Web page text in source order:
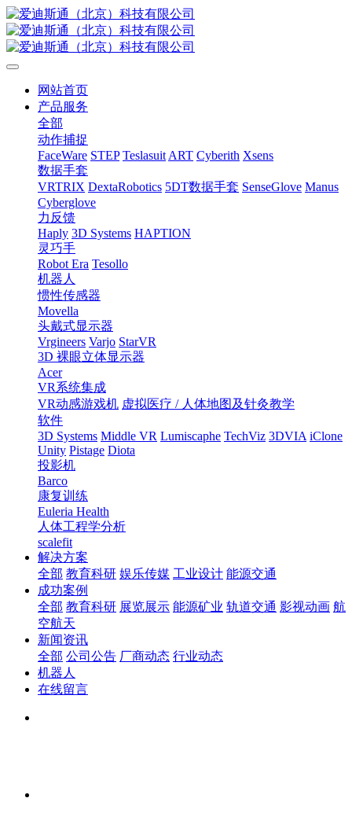
网站首页
产品服务
全部
动作捕捉
FaceWare STEP Teslasuit ART Cyberith Xsens
数据手套
VRTRIX DextaRobotics 5DT数据手套 SenseGlove Manus
Cyberglove
力反馈
Haply 3D Systems HAPTION
灵巧手
Robot Era Tesollo
机器人
惯性传感器
Movella
头戴式显示器
Vrgineers Varjo StarVR
3D 裸眼立体显示器
Acer
VR系统集成
VR动感游戏机 虚拟医疗 / 人体地图及针灸教学
软件
3D Systems Middle VR Lumiscaphe TechViz 3DVIA iClone
Unity Pistage Diota
投影机
Barco
康复训练
Euleria Health
人体工程学分析
scalefit
解决方案
全部 教育科研 娱乐传媒 工业设计 能源交通
成功案例
全部 教育科研 展览展示 能源矿业 轨道交通 影视动画 航
空航天
新闻资讯
全部 公司公告 厂商动态 行业动态
机器人
在线留言